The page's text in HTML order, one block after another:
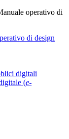
operativo di
di design
digitali
(e-